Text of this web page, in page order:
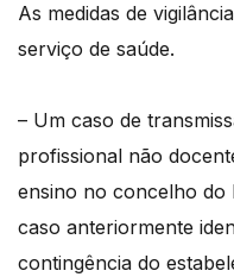
As medidas de
serviço de saúde.
– Um caso de
profissional não
ensino no concelho do
caso anteriormente
contingência do